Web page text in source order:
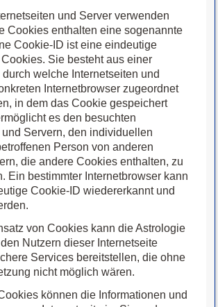
und Server verwenden
Cookies enthalten eine sogenannte
Cookie-ID ist eine eindeutige
Sie besteht aus einer
welche Internetseiten und
Internetbrowser zugeordnet
in dem das Cookie gespeichert
es den besuchten
und Servern, den individuellen
Person von anderen
die andere Cookies enthalten, zu
Ein bestimmter Internetbrowser kann
Cookie-ID wiedererkannt und
von Cookies kann die Astrologie
Nutzern dieser Internetseite
Services bereitstellen, die ohne
nicht möglich wären.
können die Informationen und